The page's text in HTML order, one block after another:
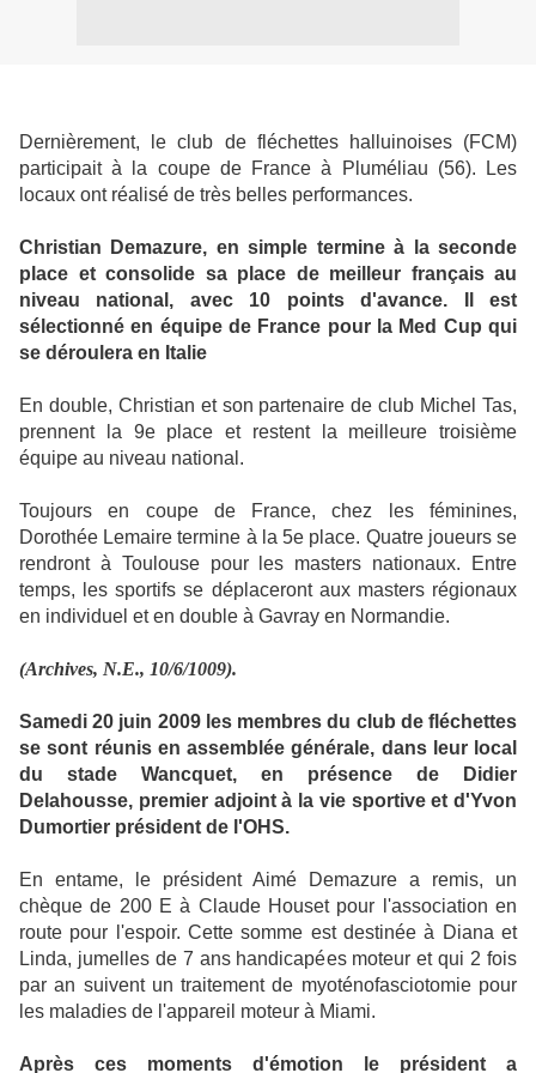
Dernièrement, le club de fléchettes halluinoises (FCM)
participait à la coupe de France à Pluméliau (56). Les
locaux ont réalisé de très belles performances.
Christian Demazure, en simple termine à la seconde
place et consolide sa place de meilleur français au
niveau national, avec 10 points d'avance. Il est
sélectionné en équipe de France pour la Med Cup qui
se déroulera en Italie
En double, Christian et son partenaire de club Michel Tas,
prennent la 9e place et restent la meilleure troisième
équipe au niveau national.
Toujours en coupe de France, chez les féminines,
Dorothée Lemaire termine à la 5e place. Quatre joueurs se
rendront à Toulouse pour les masters nationaux. Entre
temps, les sportifs se déplaceront aux masters régionaux
en individuel et en double à Gavray en Normandie.
(Archives, N.E., 10/6/1009).
Samedi 20 juin 2009 les membres du club de fléchettes
se sont réunis en assemblée générale, dans leur local
du stade Wancquet, en présence de Didier
Delahousse, premier adjoint à la vie sportive et d'Yvon
Dumortier président de l'OHS.
En entame, le président Aimé Demazure a remis, un
chèque de 200 E à Claude Houset pour l'association en
route pour l'espoir. Cette somme est destinée à Diana et
Linda, jumelles de 7 ans handicapées moteur et qui 2 fois
par an suivent un traitement de myoténofasciotomie pour
les maladies de l'appareil moteur à Miami.
Après ces moments d'émotion le président a